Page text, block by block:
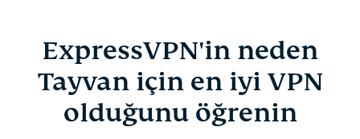
ExpressVPN'in neden
Tayvan için en iyi VPN
olduğunu öğrenin